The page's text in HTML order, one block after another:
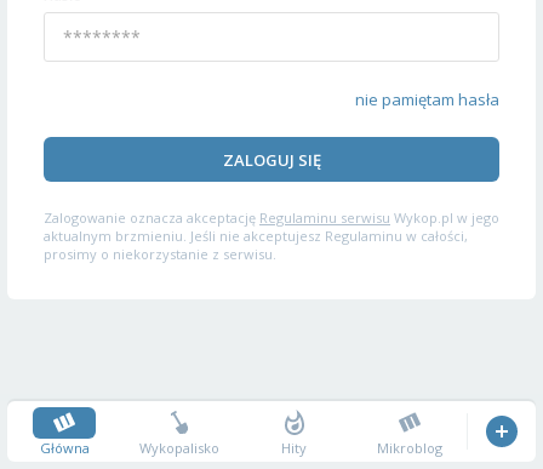
nie pamiętam hasła
ZALOGUJ SIĘ
Zalogowanie oznacza akceptację Regulaminu serwisu Wykop.pl w jego
aktualnym brzmieniu. Jeśli nie akceptujesz Regulaminu w całości,
prosimy o niekorzystanie z serwisu.
Główna Wykopalisko Hity Mikroblog